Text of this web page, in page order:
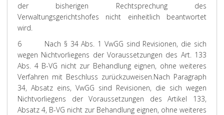
der bisherigen Rechtsprechung des
Verwaltungsgerichtshofes nicht einheitlich beantwortet
wird.
6 Nach § 34 Abs. 1 VwGG sind Revisionen, die sich
wegen Nichtvorliegens der Voraussetzungen des Art. 133
Abs. 4 B-VG nicht zur Behandlung eignen, ohne weiteres
Verfahren mit Beschluss zurückzuweisen.Nach Paragraph
34, Absatz eins, VwGG sind Revisionen, die sich wegen
Nichtvorliegens der Voraussetzungen des Artikel 133,
Absatz 4, B-VG nicht zur Behandlung eignen, ohne weiteres